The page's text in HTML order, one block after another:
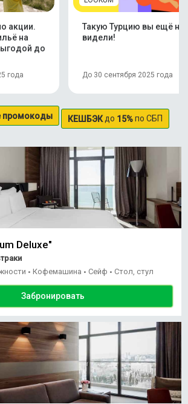
акции.
на
до
года
Такую Турцию вы ещё не
видели!
До 30 сентября 2025 года
промокоды КЕШБЭКдо 15%по СБП
Deluxe"
• Кофемашина • Сейф • Стол, стул
Забронировать